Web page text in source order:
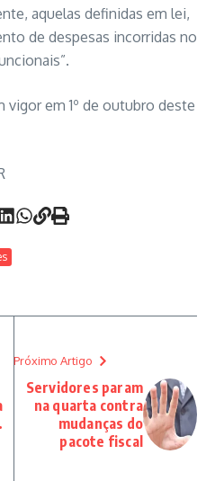
aquelas definidas em lei,
de despesas incorridas no
vigor em 1º de outubro deste
Próximo Artigo
Servidores param
na quarta contra
mudanças do
pacote fiscal